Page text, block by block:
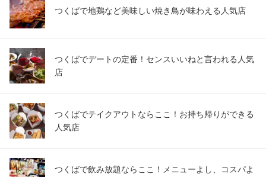
つくばで地鶏など美味しい焼き鳥が味わえる人気店
つくばでデートの定番！センスいいねと言われる人気
店
つくばでテイクアウトならここ！お持ち帰りができる
人気店
つくばで飲み放題ならここ！メニューよし、コスパよ